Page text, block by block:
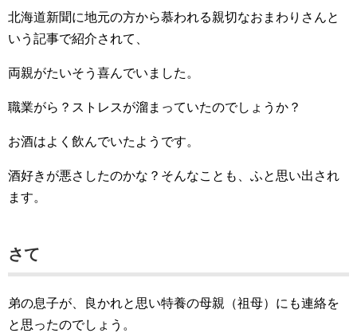
北海道新聞に地元の方から慕われる親切なおまわりさんと
いう記事で紹介されて、
両親がたいそう喜んでいました。
職業がら？ストレスが溜まっていたのでしょうか？
お酒はよく飲んでいたようです。
酒好きが悪さしたのかな？そんなことも、ふと思い出され
ます。
さて
弟の息子が、良かれと思い特養の母親（祖母）にも連絡を
と思ったのでしょう。